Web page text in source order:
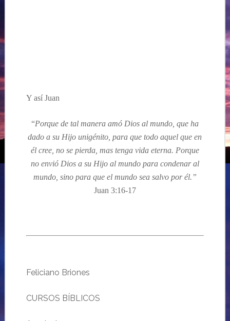
Y así Juan
“Porque de tal manera amó Dios al mundo, que ha
dado a su Hijo unigénito, para que todo aquel que en
él cree, no se pierda, mas tenga vida eterna. Porque
no envió Dios a su Hijo al mundo para condenar al
mundo, sino para que el mundo sea salvo por él.”
Juan 3:16-17
Feliciano Briones
CURSOS BÍBLICOS